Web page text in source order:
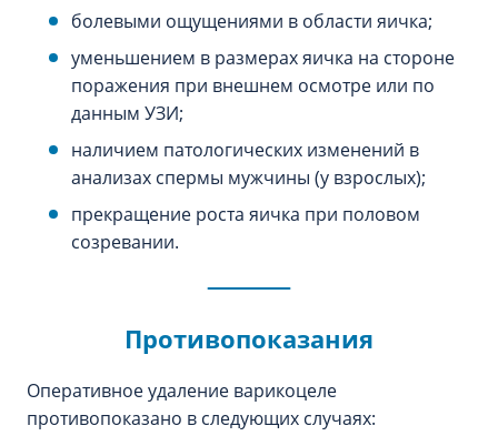
болевыми ощущениями в области яичка;
уменьшением в размерах яичка на стороне
поражения при внешнем осмотре или по
данным УЗИ;
наличием патологических изменений в
анализах спермы мужчины (у взрослых);
прекращение роста яичка при половом
созревании.
Противопоказания
Оперативное удаление варикоцеле
противопоказано в следующих случаях: